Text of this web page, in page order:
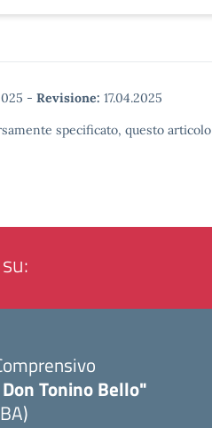
- Revisione: 17.04.2025
specificato, questo
Tonino Bello"